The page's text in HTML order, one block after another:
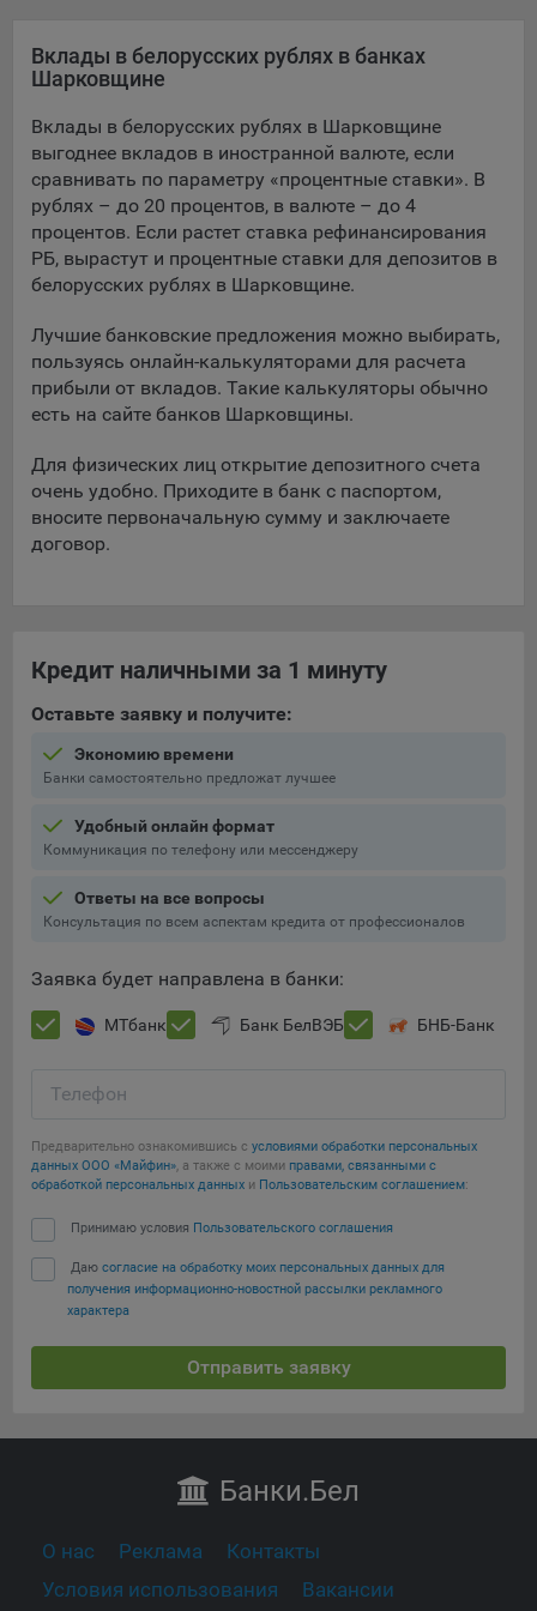
сервис показа контекстной рекламы. Адрес: Yandex
Europe AG, Werftestrasse 4, CH-6005 Luzern, Switzerland.
предоставляемый компанией Google Ireland Ltd, Gordon
House Barrow Street Dublin 4, D04E5W5 Ireland.
Сохранить мои изменения
Сохранить по умолчанию
Вклады в белорусских рублях в банках
Шарковщине
Вклады в белорусских рублях в Шарковщине
выгоднее вкладов в иностранной валюте, если
сравнивать по параметру «процентные ставки». В
рублях – до 20 процентов, в валюте – до 4
процентов. Если растет ставка рефинансирования
РБ, вырастут и процентные ставки для депозитов в
белорусских рублях в Шарковщине.
Лучшие банковские предложения можно выбирать,
пользуясь онлайн-калькуляторами для расчета
прибыли от вкладов. Такие калькуляторы обычно
есть на сайте банков Шарковщины.
Для физических лиц открытие депозитного счета
очень удобно. Приходите в банк с паспортом,
вносите первоначальную сумму и заключаете
договор.
Кредит наличными за 1 минуту
Оставьте заявку и получите:
Экономию времени
Банки самостоятельно предложат лучшее
Удобный онлайн формат
Коммуникация по телефону или мессенджеру
Ответы на все вопросы
Консультация по всем аспектам кредита от профессионалов
Заявка будет направлена в банки:
МТбанк Банк БелВЭБ БНБ-Банк
Телефон
Предварительно ознакомившись с условиями обработки персональных
данных ООО «Майфин», а также с моими правами, связанными с
обработкой персональных данных и Пользовательским соглашением:
Принимаю условия Пользовательского соглашения
Даю согласие на обработку моих персональных данных для
получения информационно-новостной рассылки рекламного
характера
Отправить заявку
Банки.Бел
О нас Реклама
Контакты
Условия использования
Вакансии